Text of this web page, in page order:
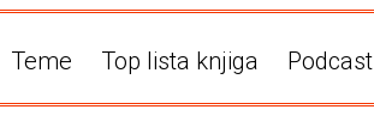
Teme Top lista knjiga Podcast